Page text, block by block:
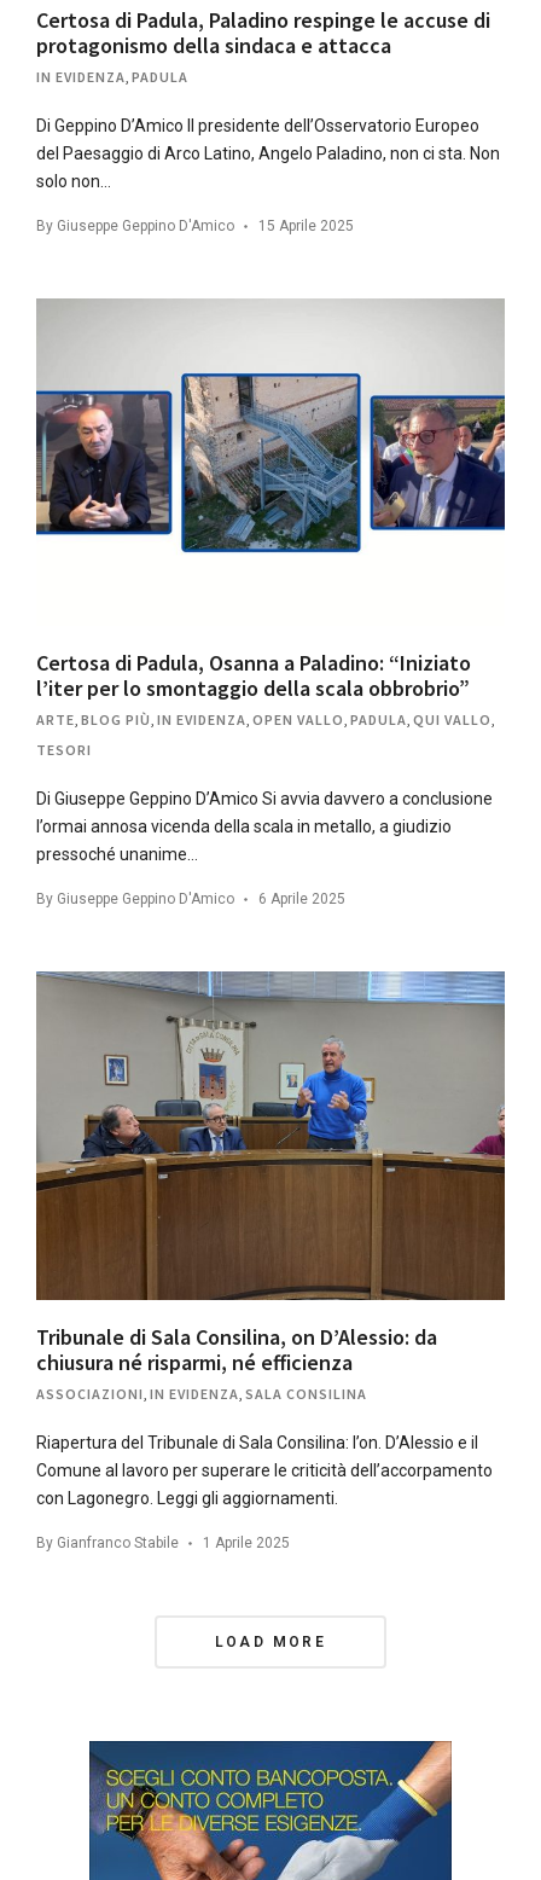
Certosa di Padula, Paladino respinge le accuse di
protagonismo della sindaca e attacca
IN EVIDENZA PADULA
Di Geppino D’Amico Il presidente dell’Osservatorio Europeo
del Paesaggio di Arco Latino, Angelo Paladino, non ci sta. Non
solo non…
By Giuseppe Geppino D'Amico 15 Aprile 2025
Certosa di Padula, Osanna a Paladino: “Iniziato
l’iter per lo smontaggio della scala obbrobrio”
ARTE, BLOG PIÙ, IN EVIDENZA, OPEN VALLO, PADULA, QUI VALLO,
TESORI
Di Giuseppe Geppino D’Amico Si avvia davvero a conclusione
l’ormai annosa vicenda della scala in metallo, a giudizio
pressoché unanime…
By Giuseppe Geppino D'Amico 6 Aprile 2025
Tribunale di Sala Consilina, on D’Alessio: da
chiusura né risparmi, né efficienza
ASSOCIAZIONI IN EVIDENZA SALA CONSILINA
Riapertura del Tribunale di Sala Consilina: l’on. D’Alessio e il
Comune al lavoro per superare le criticità dell’accorpamento
con Lagonegro. Leggi gli aggiornamenti.
By Gianfranco Stabile 1 Aprile 2025
PostsLOAD MORE